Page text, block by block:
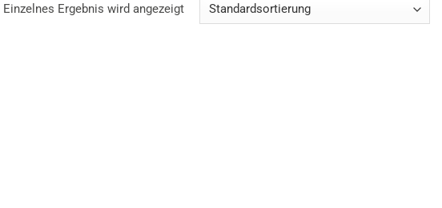
Einzelnes Ergebnis wird angezeigt